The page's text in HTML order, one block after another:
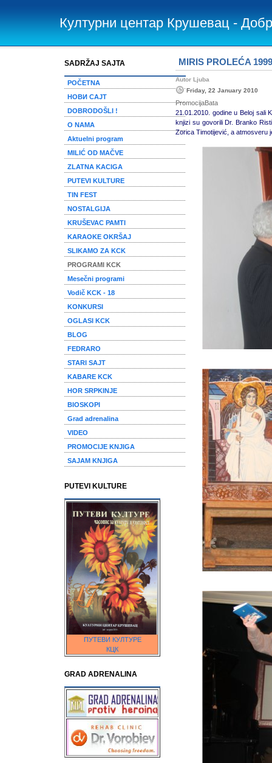
Културни центар Крушевац -
SADRŽAJ SAJTA
POČETNA
НОВИ САЈТ
DOBRODOŠLI !
O NAMA
Aktuelni program
MILIĆ OD MAČVE
ZLATNA KACIGA
PUTEVI KULTURE
TIN FEST
NOSTALGIJA
KRUŠEVAC PAMTI
KARAOKE OKRŠAJ
SLIKAMO ZA KCK
PROGRAMI KCK
Mesečni programi
Vodič KCK - 18
KONKURSI
OGLASI KCK
BLOG
FEDRARO
STARI SAJT
KABARE KCK
HOR SRPKINJE
BIOSKOPI
Grad adrenalina
VIDEO
PROMOCIJE KNJIGA
SAJAM KNJIGA
PUTEVI KULTURE
ПУТЕВИ КУЛТУРЕ
КЦК
GRAD ADRENALINA
MIRIS PROLEĆA
Autor Ljuba
Friday, 22 January 2010
PromocijaBata
21.01.2010. godine u Beloj sali
knjizi su govorili Dr. Branko
Zorica Timotijević, a atmosveru